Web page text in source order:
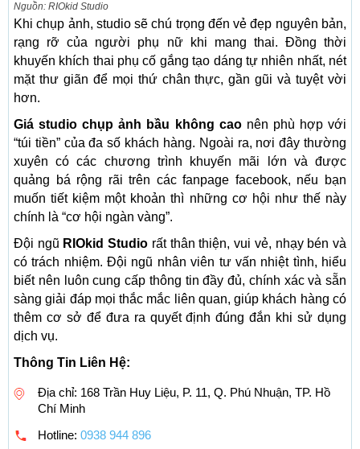
Nguồn: RIOkid Studio
Khi chụp ảnh, studio sẽ chú trọng đến vẻ đẹp nguyên bản,
rạng rỡ của người phụ nữ khi mang thai. Đồng thời
khuyến khích thai phụ cố gắng tạo dáng tự nhiên nhất, nét
mặt thư giãn để mọi thứ chân thực, gần gũi và tuyệt vời
hơn.
Giá studio chụp ảnh bầu
không caonên phù hợp với
“túi tiền” của đa số khách hàng. Ngoài ra, nơi đây thường
xuyên có các chương trình khuyến mãi lớn và được
quảng bá rộng rãi trên các fanpage facebook, nếu bạn
muốn tiết kiệm một khoản thì những cơ hội như thế này
chính là “cơ hội ngàn vàng”.
Đội ngũ RIOkid Studio rất thân thiện, vui vẻ, nhạy bén và
có trách nhiệm. Đội ngũ nhân viên tư vấn nhiệt tình, hiểu
biết nên luôn cung cấp thông tin đầy đủ, chính xác và sẵn
sàng giải đáp mọi thắc mắc liên quan, giúp khách hàng có
thêm cơ sở để đưa ra quyết định đúng đắn khi sử dụng
dịch vụ.
Thông Tin Liên Hệ:
Địa chỉ: 168 Trần Huy Liệu, P. 11, Q. Phú Nhuận, TP. Hồ
Chí Minh
Hotline: 0938 944 896